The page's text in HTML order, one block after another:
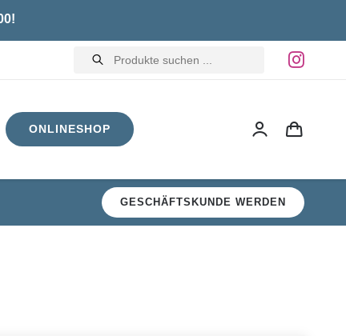
Products
search
ONLINESHOP
GESCHÄFTSKUNDE WERDEN